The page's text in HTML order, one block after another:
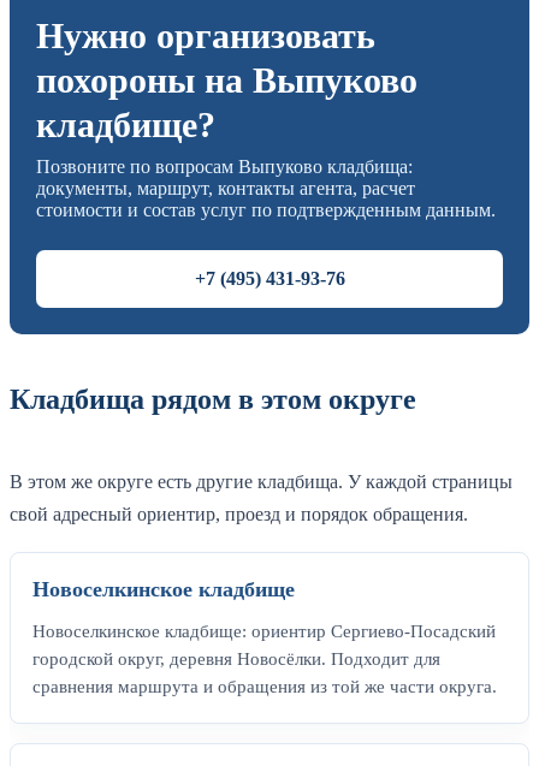
Нужно организовать
похороны на Выпуково
кладбище?
Позвоните по вопросам Выпуково кладбища:
документы, маршрут, контакты агента, расчет
стоимости и состав услуг по подтвержденным данным.
+7 (495) 431-93-76
Кладбища рядом в этом округе
В этом же округе есть другие кладбища. У каждой страницы
свой адресный ориентир, проезд и порядок обращения.
Новоселкинское кладбище
Новоселкинское кладбище: ориентир Сергиево-Посадский
городской округ, деревня Новосёлки. Подходит для
сравнения маршрута и обращения из той же части округа.